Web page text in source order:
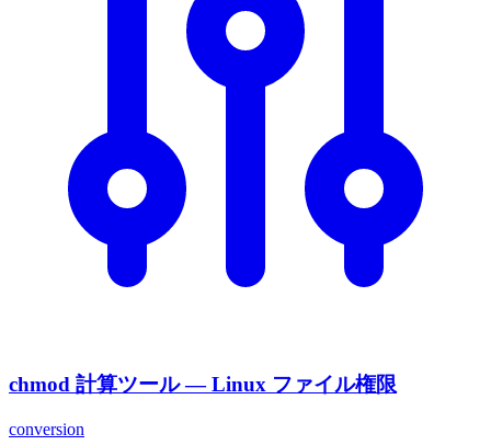
chmod 計算ツール — Linux ファイル権限
conversion